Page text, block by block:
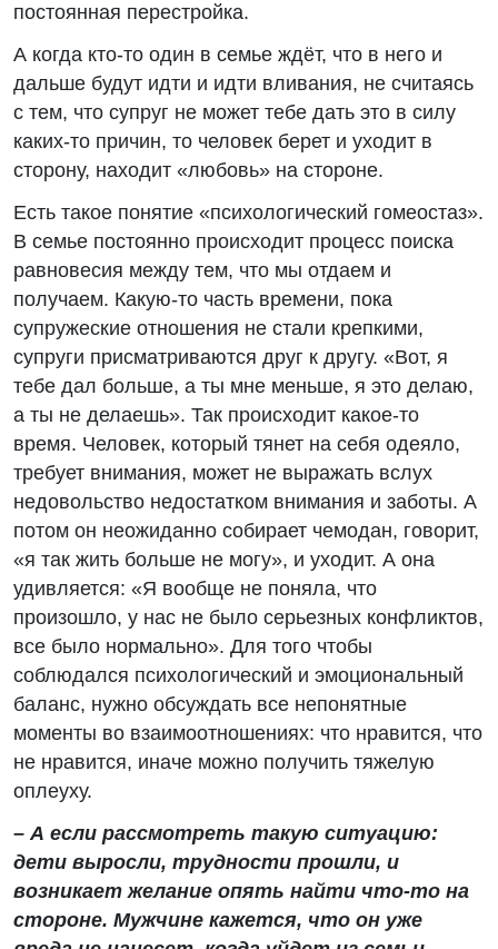
постоянная перестройка.
А когда кто-то один в семье ждёт, что в него и
дальше будут идти и идти вливания, не считаясь
с тем, что супруг не может тебе дать это в силу
каких-то причин, то человек берет и уходит в
сторону, находит «любовь» на стороне.
Есть такое понятие «психологический гомеостаз».
В семье постоянно происходит процесс поиска
равновесия между тем, что мы отдаем и
получаем. Какую-то часть времени, пока
супружеские отношения не стали крепкими,
супруги присматриваются друг к другу. «Вот, я
тебе дал больше, а ты мне меньше, я это делаю,
а ты не делаешь». Так происходит какое-то
время. Человек, который тянет на себя одеяло,
требует внимания, может не выражать вслух
недовольство недостатком внимания и заботы. А
потом он неожиданно собирает чемодан, говорит,
«я так жить больше не могу», и уходит. А она
удивляется: «Я вообще не поняла, что
произошло, у нас не было серьезных конфликтов,
все было нормально». Для того чтобы
соблюдался психологический и эмоциональный
баланс, нужно обсуждать все непонятные
моменты во взаимоотношениях: что нравится, что
не нравится, иначе можно получить тяжелую
оплеуху.
– А если рассмотреть такую ситуацию:
дети выросли, трудности прошли, и
возникает желание опять найти что-то на
стороне. Мужчине кажется, что он уже